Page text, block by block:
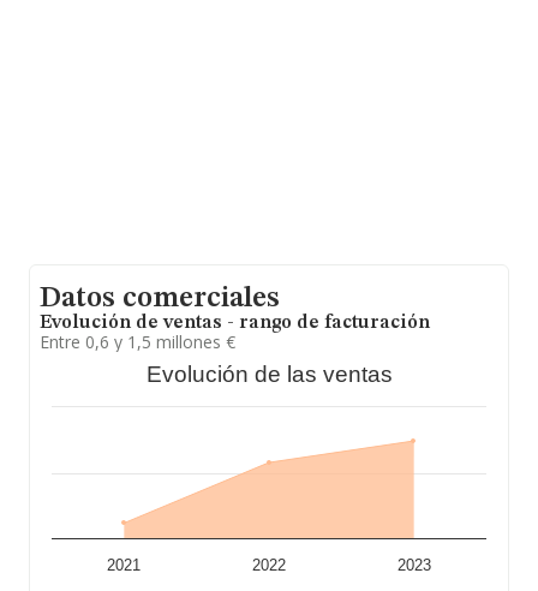
Datos comerciales
Evolución de ventas - rango de facturación
Entre 0,6 y 1,5 millones €
Evolución de las ventas
2021 2022 2023